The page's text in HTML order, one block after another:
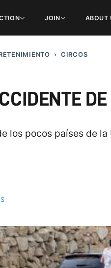
JOIN ABOUT
CIRCOS
los pocos países de